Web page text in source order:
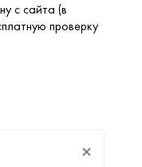
с сайта (в
проверку